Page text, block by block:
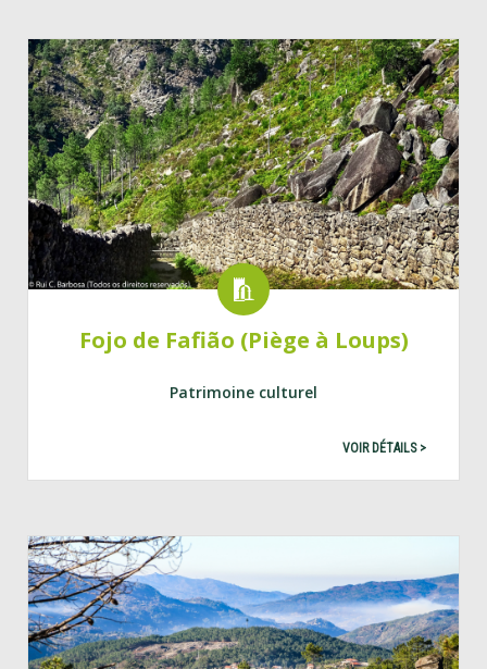
Fojo de Fafião (Piège à Loups)
Patrimoine culturel
VOIR DÉTAILS >